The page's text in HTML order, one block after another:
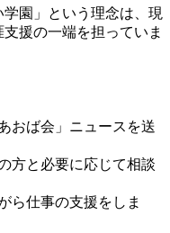
園」という理念は、現
援の一端を担っていま
おば会」ニュースを送
方と必要に応じて相談
ら仕事の支援をしま